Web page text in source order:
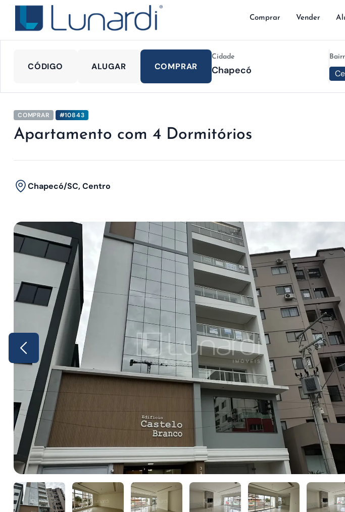
Comprar Vender
CÓDIGO ALUGAR COMPRAR
Cidade
COMPRAR #10843
Apartamento com 4 Dormitórios
Chapecó/SC, Centro